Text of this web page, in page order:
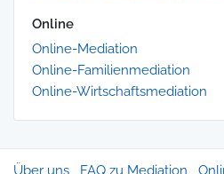
Online
Online-Mediation
Online-Familienmediation
Online-Wirtschaftsmediation
Über uns FAQ zu Mediation